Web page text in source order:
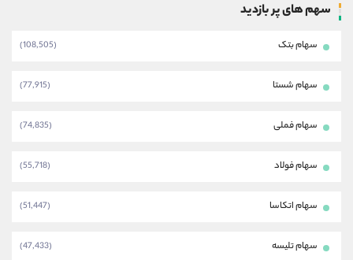
سهم های پر بازدید
سهام بتک (108,505)
سهام شستا (77,915)
سهام فملی (74,835)
سهام فولاد (55,718)
سهام اتکاسا (51,447)
سهام تلیسه (47,433)